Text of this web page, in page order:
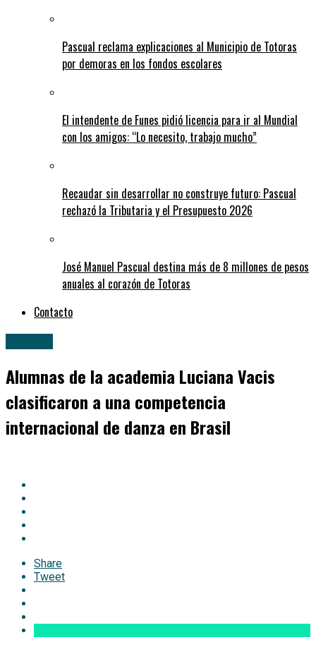
Pascual reclama explicaciones al Municipio de Totoras
por demoras en los fondos escolares
El intendente de Funes pidió licencia para ir al Mundial
con los amigos: “Lo necesito, trabajo mucho”
Recaudar sin desarrollar no construye futuro: Pascual
rechazó la Tributaria y el Presupuesto 2026
José Manuel Pascual destina más de 8 millones de pesos
anuales al corazón de Totoras
Contacto
Alumnas de la academia Luciana Vacis
clasificaron a una competencia
internacional de danza en Brasil
Share
Tweet